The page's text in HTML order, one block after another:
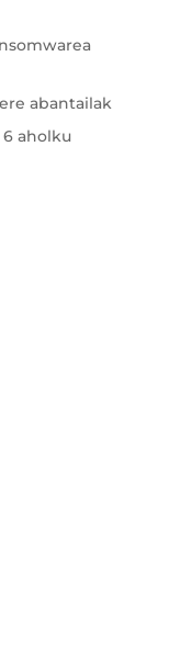
abantailak
aholku